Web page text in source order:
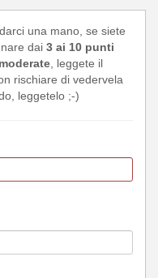
una mano, se siete
dai 3 ai 10 punti
, leggete il
rischiare di vedervela
leggetelo ;-)